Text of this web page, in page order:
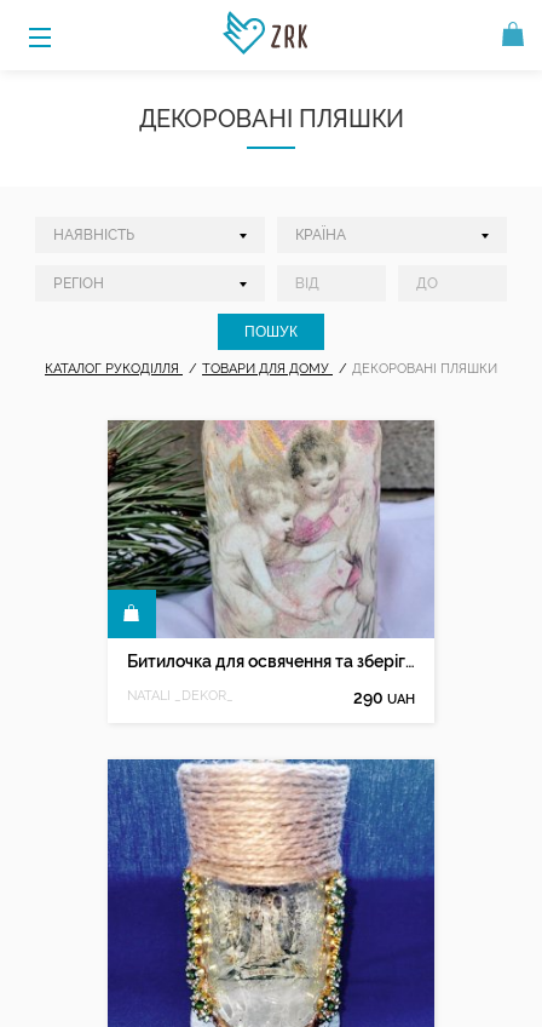
ДЕКОРОВАНІ ПЛЯШКИ
КАТАЛОГ РУКОДІЛЛЯ ТОВАРИ ДЛЯ ДОМУ ДЕКОРОВАНІ ПЛЯШКИ
Битилочка для освячення та зберігання води
NATALI _DEKOR_ 290 UAH